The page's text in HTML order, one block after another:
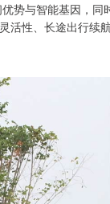
势与智能基因，同
活性、长途出行续